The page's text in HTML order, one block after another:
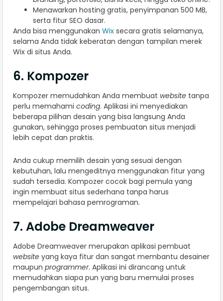
Menawarkan hosting gratis, penyimpanan 500 MB,
serta fitur SEO dasar.
Anda bisa menggunakan Wix secara gratis selamanya,
selama Anda tidak keberatan dengan tampilan merek
Wix di situs Anda.
6. Kompozer
Kompozer memudahkan Anda membuat website tanpa
perlu memahami coding. Aplikasi ini menyediakan
beberapa pilihan desain yang bisa langsung Anda
gunakan, sehingga proses pembuatan situs menjadi
lebih cepat dan praktis.
Anda cukup memilih desain yang sesuai dengan
kebutuhan, lalu mengeditnya menggunakan fitur yang
sudah tersedia. Kompozer cocok bagi pemula yang
ingin membuat situs sederhana tanpa harus
mempelajari bahasa pemrograman.
7. Adobe Dreamweaver
Adobe Dreamweaver merupakan aplikasi pembuat
website yang kaya fitur dan sangat membantu desainer
maupun programmer. Aplikasi ini dirancang untuk
memudahkan siapa pun yang baru memulai proses
pengembangan situs.